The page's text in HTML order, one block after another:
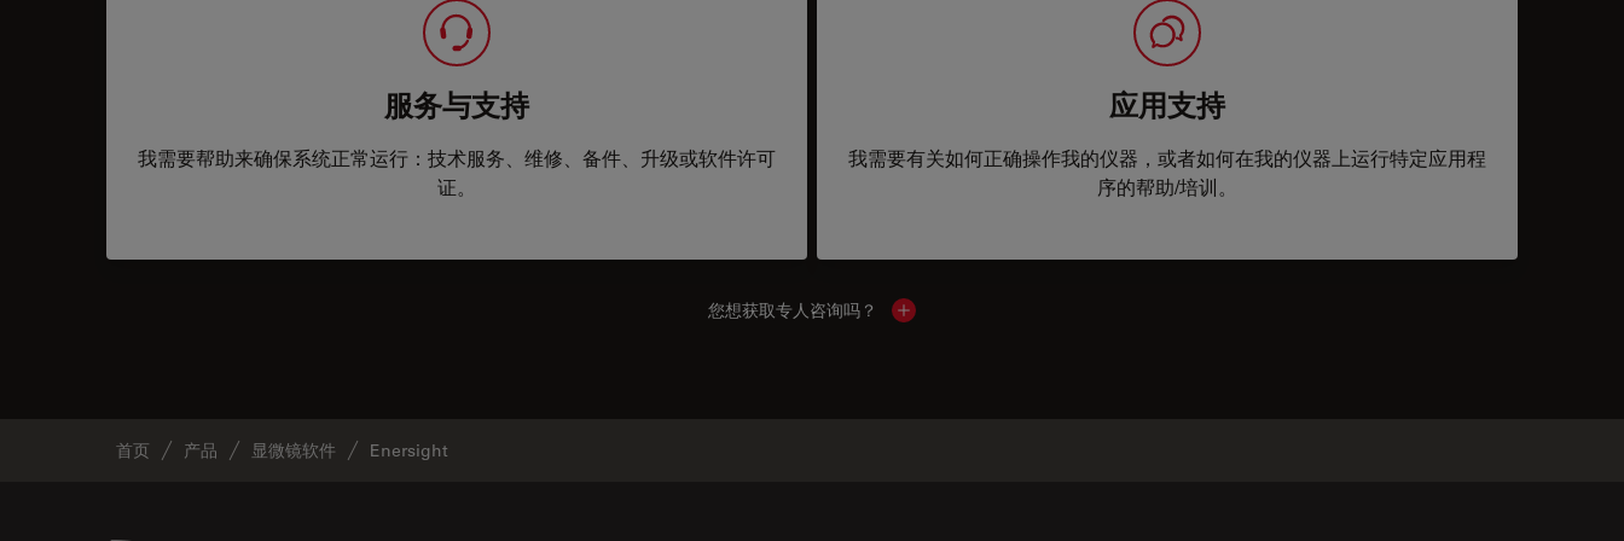
服务与支持
我需要帮助来确保系统正常运行：技术服务、维修、备件、升级或软件许可
证。
应用支持
我需要有关如何正确操作我的仪器，或者如何在我的仪器上运行特定应用程
序的帮助/培训。
您想获取专人咨询吗？ Show local contacts
首页 产品 显微镜软件 Enersight